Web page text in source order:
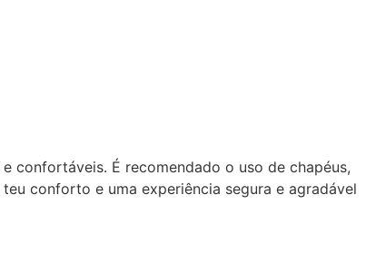
confortáveis. É recomendado o uso de chapéus,
conforto e uma experiência segura e agradável